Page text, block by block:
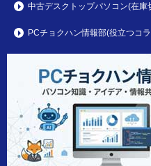
中古デスクトップパソコン(在庫
PCチョクハン情報部(役立つコ